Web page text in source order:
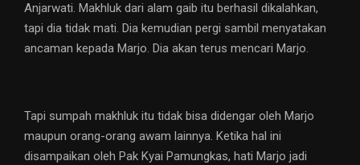
Anjarwati. Makhluk dari alam gaib itu berhasil dikalahkan,
tapi dia tidak mati. Dia kemudian pergi sambil menyatakan
ancaman kepada Marjo. Dia akan terus mencari Marjo.
Tapi sumpah makhluk itu tidak bisa didengar oleh Marjo
maupun orang-orang awam lainnya. Ketika hal ini
disampaikan oleh Pak Kyai Pamungkas, hati Marjo jadi